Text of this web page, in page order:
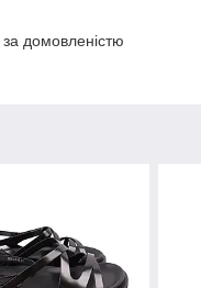
домовленістю